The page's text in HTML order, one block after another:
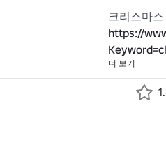
https://
더 보기